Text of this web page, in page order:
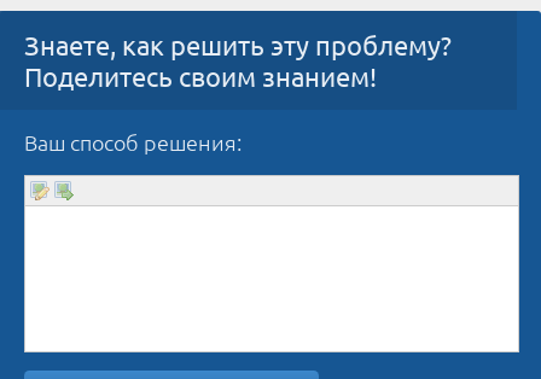
Знаете, как решить эту проблему?
Поделитесь своим знанием!
Ваш способ решения: